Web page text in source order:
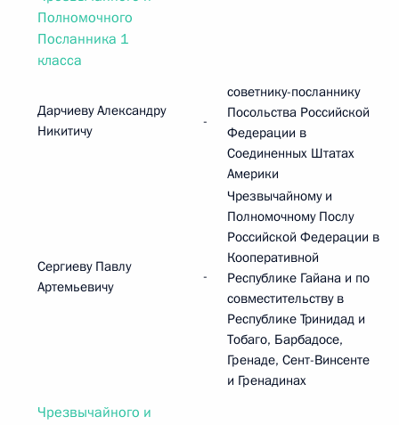
Полномочного
Посланника 1
класса
Дарчиеву Александру
Никитичу
-
советнику-посланнику
Посольства Российской
Федерации в
Соединенных Штатах
Америки
Сергиеву Павлу
Артемьевичу
-
Чрезвычайному и
Полномочному Послу
Российской Федерации в
Кооперативной
Республике Гайана и по
совместительству в
Республике Тринидад и
Тобаго, Барбадосе,
Гренаде, Сент-Винсенте
и Гренадинах
Чрезвычайного и